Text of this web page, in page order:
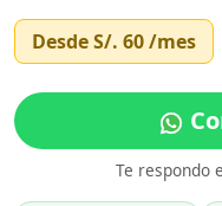
DesdeS/. 60/mes
Te respondo